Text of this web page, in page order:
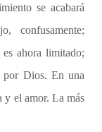
se acabará
confusamente;
ahora limitado;
por Dios. En una
y el amor. La más